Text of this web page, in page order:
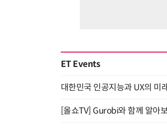
ET Events
대한민국 인공지능과 UX의 미
[올쇼TV] Gurobi와 함께 알아